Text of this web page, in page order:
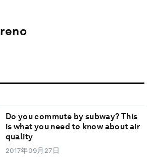
Do you commute by subway? This
is what you need to know about air
quality
2017年09月27日